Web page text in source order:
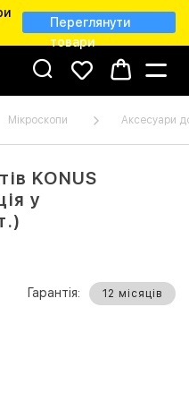
Переглянути
товари
Мікроскопи Аксесуари
KONUS
у
Гарантія: 12 місяців